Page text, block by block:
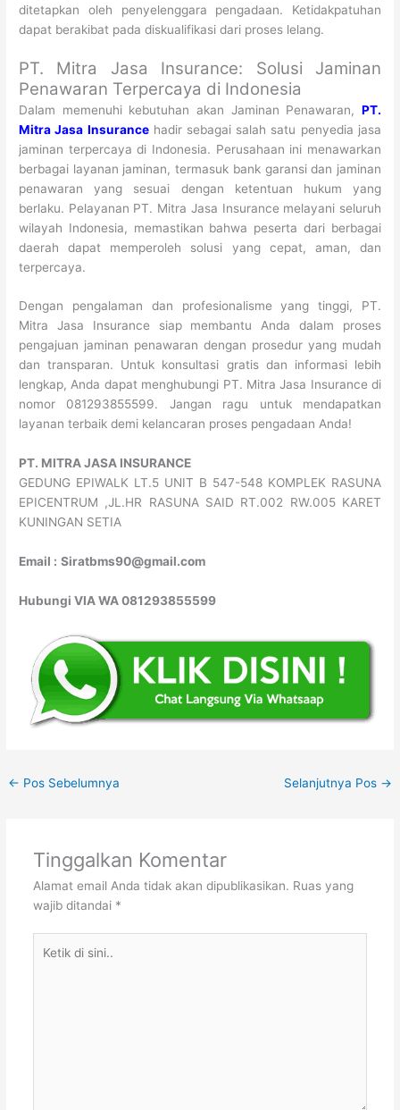
ditetapkan oleh penyelenggara pengadaan. Ketidakpatuhan
dapat berakibat pada diskualifikasi dari proses lelang.
PT. Mitra Jasa Insurance: Solusi Jaminan
Penawaran Terpercaya di Indonesia
Dalam memenuhi kebutuhan akan Jaminan Penawaran, PT.
Mitra Jasa Insurancehadir sebagai salah satu penyedia jasa
jaminan terpercaya di Indonesia. Perusahaan ini menawarkan
berbagai layanan jaminan, termasuk bank garansi dan jaminan
penawaran yang sesuai dengan ketentuan hukum yang
berlaku. Pelayanan PT. Mitra Jasa Insurance melayani seluruh
wilayah Indonesia, memastikan bahwa peserta dari berbagai
daerah dapat memperoleh solusi yang cepat, aman, dan
terpercaya.
Dengan pengalaman dan profesionalisme yang tinggi, PT.
Mitra Jasa Insurance siap membantu Anda dalam proses
pengajuan jaminan penawaran dengan prosedur yang mudah
dan transparan. Untuk konsultasi gratis dan informasi lebih
lengkap, Anda dapat menghubungi PT. Mitra Jasa Insurance di
nomor 081293855599. Jangan ragu untuk mendapatkan
layanan terbaik demi kelancaran proses pengadaan Anda!
PT. MITRA JASA INSURANCE
GEDUNG EPIWALK LT.5 UNIT B 547-548 KOMPLEK RASUNA
EPICENTRUM ,JL.HR RASUNA SAID RT.002 RW.005 KARET
KUNINGAN SETIA
Email : Siratbms90@gmail.com
Hubungi VIA WA 081293855599
← Pos Sebelumnya Selanjutnya Pos →
Tinggalkan Komentar
Alamat email Anda tidak akan dipublikasikan. Ruas yang
wajib ditandai *